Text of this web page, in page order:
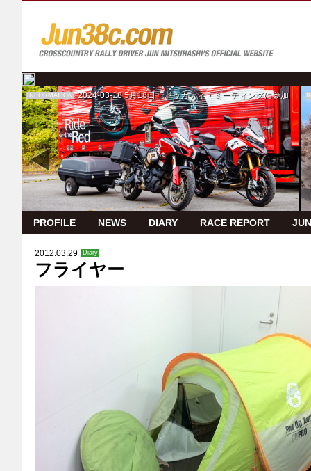
INFORMATION 2024-03-18 5月18日 ドゥカティ・ミーティングに参加
PROFILE NEWS DIARY RACE REPORT
2012.03.29 Diary
フライヤー